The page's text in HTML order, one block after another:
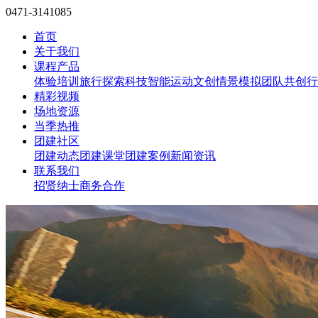
0471-3141085
首页
关于我们
课程产品
体验培训 旅行探索科技智能运动文创情景模拟团队共创
精彩视频
场地资源
当季热推
团建社区
团建动态团建课堂团建案例 新闻资讯
联系我们
招贤纳士商务合作